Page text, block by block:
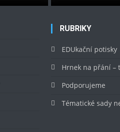
RUBRIKY
EDUkační potisky
Hrnek na přání –
Podporujeme
Tématické sady